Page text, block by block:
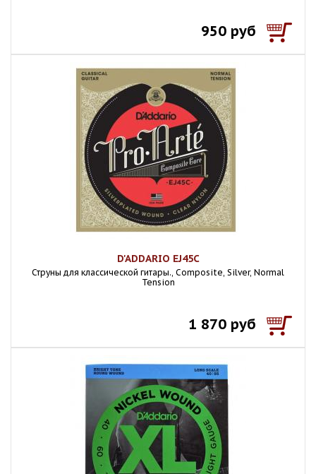
950 руб
D'ADDARIO EJ45C
Струны для классической гитары., Composite, Silver, Normal
Tension
1 870 руб